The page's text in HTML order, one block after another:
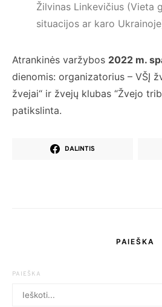
Žilvinas Linkevičius (Vieta
situacijos ar karo
Atrankinės varžybos 2022 m.
dienomis: organizatorius – VŠĮ
žvejai“ ir žvejų klubas “Žvejo
patikslinta.
DALINTIS
PAIEŠKA
PAIEŠKA